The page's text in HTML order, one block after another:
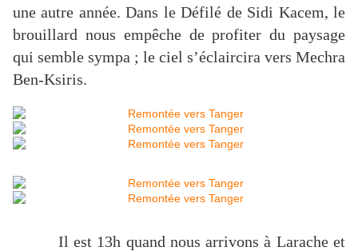
une autre année. Dans le Défilé de Sidi Kacem, le
brouillard nous empêche de profiter du paysage
qui semble sympa ; le ciel s’éclaircira vers Mechra
Ben-Ksiris.
Il est 13h quand nous arrivons à Larache et